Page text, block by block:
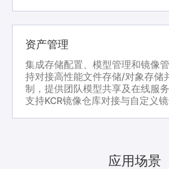
资产管理
集成存储配置、模型管理和镜像
持对接高性能文件存储/对象存储
制，提供团队模型共享及在线服
支持KCR镜像仓库对接与自定义
应用场景